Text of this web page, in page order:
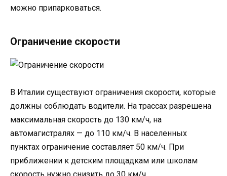
можно припарковаться.
Ограничение скорости
В Италии существуют ограничения скорости, которые
должны соблюдать водители. На трассах разрешена
максимальная скорость до 130 км/ч, на
автомагистралях — до 110 км/ч. В населенных
пунктах ограничение составляет 50 км/ч. При
приближении к детским площадкам или школам